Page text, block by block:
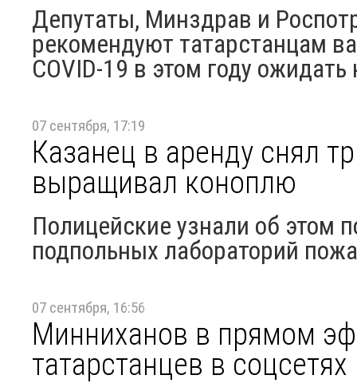
Депутаты, Минздрав и
рекомендуют татарстанцам
COVID-19 в этом году ожидать
07 сентября, 17:19
Казанец в аренду снял
выращивал коноплю
Полицейские узнали об этом
подпольных лабораторий
07 сентября, 16:56
Минниханов в прямом
татарстанцев в